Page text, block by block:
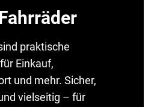
praktische
Einkauf,
und mehr. Sicher,
vielseitig – für